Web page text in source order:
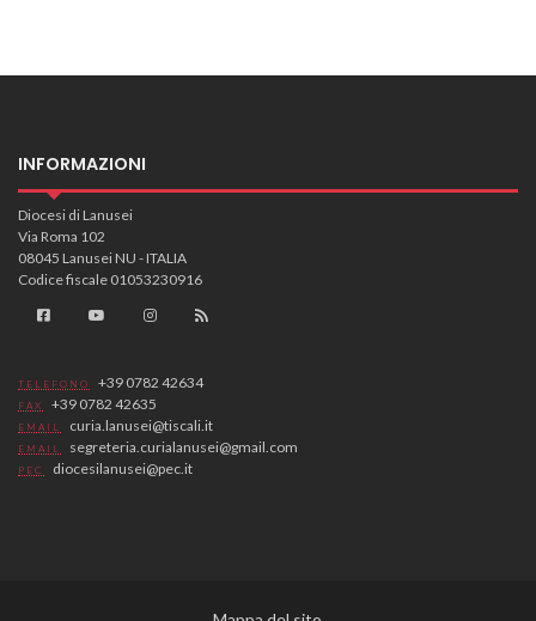
INFORMAZIONI
Diocesi di Lanusei
Via Roma 102
08045 Lanusei NU - ITALIA
Codice fiscale 01053230916
TELEFONO +39 0782 42634
FAX +39 0782 42635
EMAIL curia.lanusei@tiscali.it
EMAIL segreteria.curialanusei@gmail.com
PEC diocesilanusei@pec.it